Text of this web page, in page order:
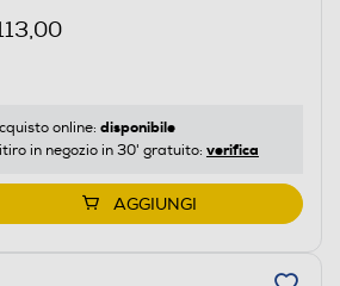
online: disponibile
in negozio in 30' gratuito: verifica
AGGIUNGI